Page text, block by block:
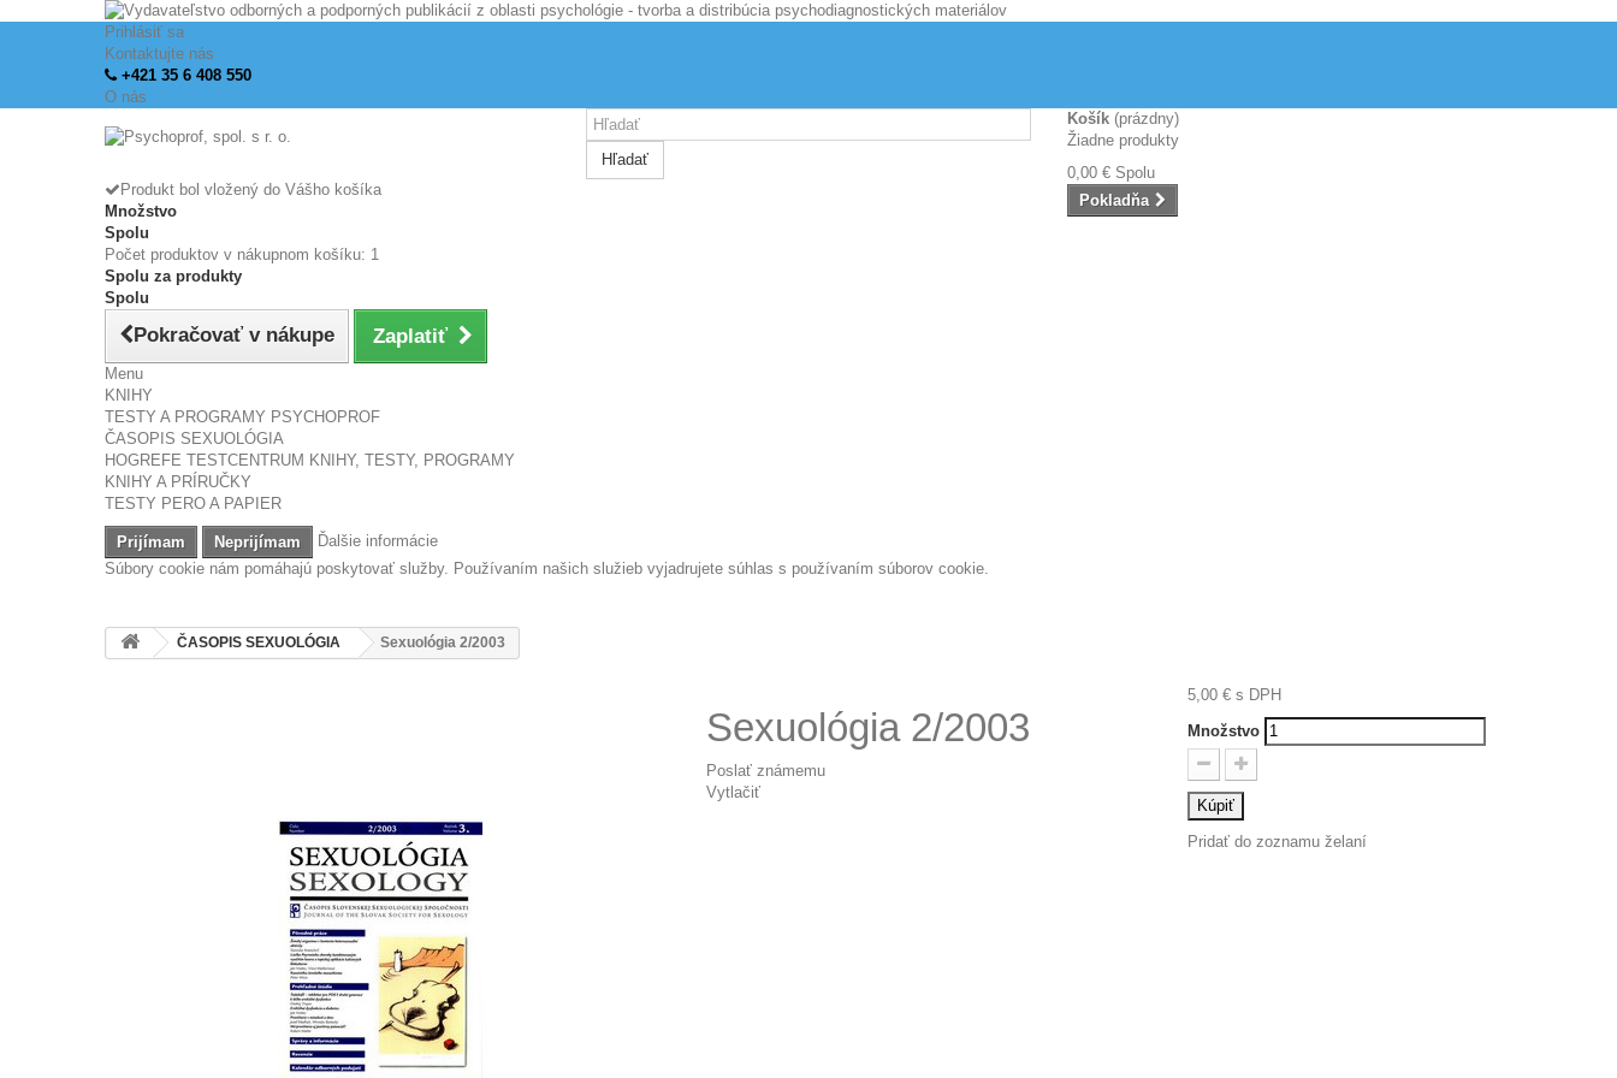
Prihlásiť sa
Kontaktujte nás
+421 35 6 408 550
O nás
Hľadať
Košík (prázdny)
Žiadne produkty
0,00 € Spolu
Pokladňa
Produkt bol vložený do Vášho košíka
Množstvo
Spolu
Počet produktov v nákupnom košíku: 1
Spolu za produkty
Spolu
Pokračovať v nákupe Zaplatiť
Menu
KNIHY
TESTY A PROGRAMY PSYCHOPROF
ČASOPIS SEXUOLÓGIA
HOGREFE TESTCENTRUM KNIHY, TESTY, PROGRAMY
KNIHY A PRÍRUČKY
TESTY PERO A PAPIER
Prijímam Neprijímam
Ďalšie informácie
Súbory cookie nám pomáhajú poskytovať služby. Používaním našich služieb vyjadrujete súhlas s používaním súborov cookie.
ČASOPIS SEXUOLÓGIA Sexuológia 2/2003
Sexuológia 2/2003
Poslať známemu
Vytlačiť
5,00 €s DPH
Množstvo
Kúpiť
Pridať do zoznamu želaní